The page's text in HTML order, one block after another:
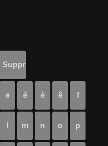
Suppr
e é è ê f
m n o p